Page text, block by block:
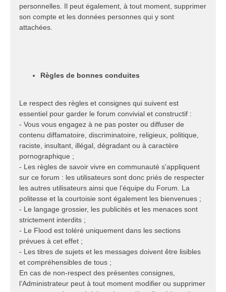
personnelles. Il peut également, à tout moment, supprimer
son compte et les données personnes qui y sont
attachées.
Règles de bonnes conduites
Le respect des règles et consignes qui suivent est
essentiel pour garder le forum convivial et constructif :
- Vous vous engagez à ne pas poster ou diffuser de
contenu diffamatoire, discriminatoire, religieux, politique,
raciste, insultant, illégal, dégradant ou à caractère
pornographique ;
- Les règles de savoir vivre en communauté s'appliquent
sur ce forum : les utilisateurs sont donc priés de respecter
les autres utilisateurs ainsi que l’équipe du Forum. La
politesse et la courtoisie sont également les bienvenues ;
- Le langage grossier, les publicités et les menaces sont
strictement interdits ;
- Le Flood est toléré uniquement dans les sections
prévues à cet effet ;
- Les titres de sujets et les messages doivent être lisibles
et compréhensibles de tous ;
En cas de non-respect des présentes consignes,
l’Administrateur peut à tout moment modifier ou supprimer